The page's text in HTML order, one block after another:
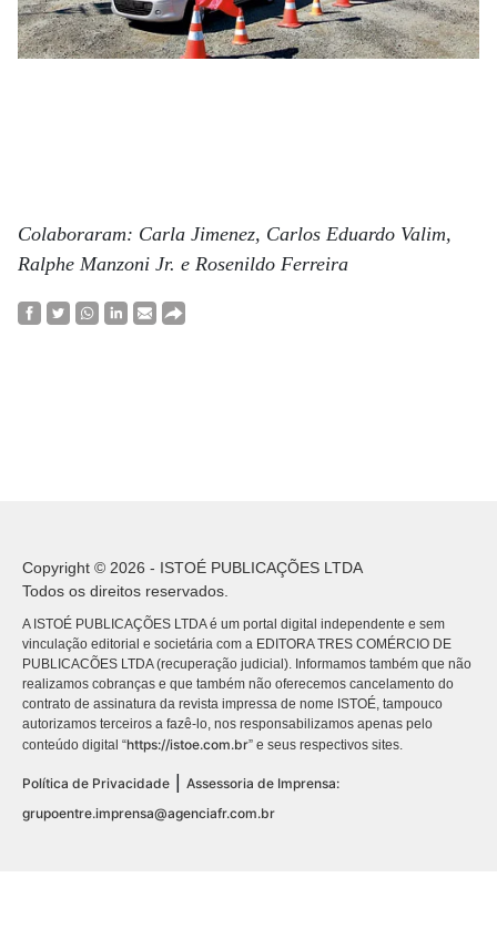
Colaboraram: Carla Jimenez, Carlos Eduardo Valim,
Ralphe Manzoni Jr. e Rosenildo Ferreira
Copyright © 2026 - ISTOÉ PUBLICAÇÕES LTDA
Todos os direitos reservados.
A ISTOÉ PUBLICAÇÕES LTDA é um portal digital independente e sem
vinculação editorial e societária com a EDITORA TRES COMÉRCIO DE
PUBLICACÕES LTDA (recuperação judicial). Informamos também que não
realizamos cobranças e que também não oferecemos cancelamento do
contrato de assinatura da revista impressa de nome ISTOÉ, tampouco
autorizamos terceiros a fazê-lo, nos responsabilizamos apenas pelo
conteúdo digital “https://istoe.com.br” e seus respectivos sites.
Política de Privacidade | Assessoria de Imprensa:
grupoentre.imprensa@agenciafr.com.br